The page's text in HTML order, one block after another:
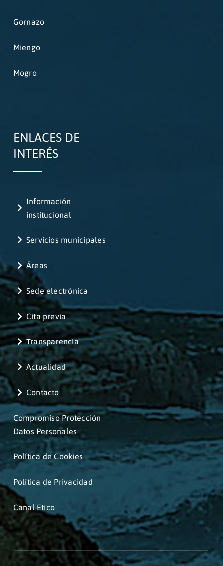
Gornazo
Miengo
Mogro
ENLACES DE
INTERÉS
Información
institucional
Servicios municipales
Áreas
Sede electrónica
Cita previa
Transparencia
Actualidad
Contacto
Compromiso Protección
Datos Personales
Política de Cookies
Política de Privacidad
Canal Etico